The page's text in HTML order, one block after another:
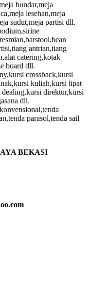
bundar,meja
lesehan,meja
sudut,meja partisi dll.
antrian,tiang
catering,kotak
board dll.
crossback,kursi
kuliah,kursi lipat
direktur,kursi
dll.
parasol,tenda sail
BEKASI